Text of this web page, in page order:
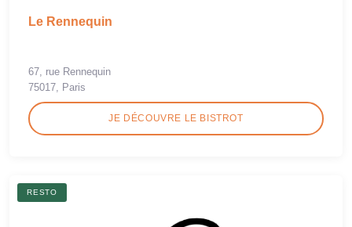
Le Rennequin
67, rue Rennequin
75017, Paris
JE DÉCOUVRE LE BISTROT
RESTO